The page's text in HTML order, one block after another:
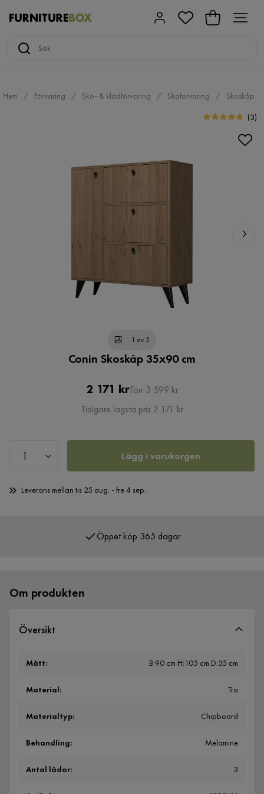
Hem Förvaring Sko- & klädförvaring Skoförvaring
Skoskåp
(3)
1 av 5
Conin Skoskåp 35x90 cm
Pris
2 171 krOriginal
Pris
Förr 3 599 kr
Tidigare lägsta pris 2 171 kr
Lägg i varukorgen
Leverans mellan tis 25 aug. - fre 4 sep.
Över 400 000 nöjda kunder
Om produkten
Översikt
Mått: B:90 cm H:105 cm D:35 cm
Material: Trä
Materialtyp: Chipboard
Behandling: Melamine
Antal lådor: 3